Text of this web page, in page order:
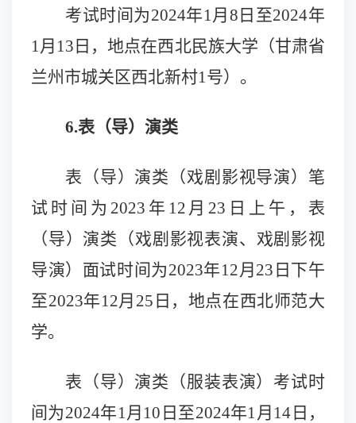
考试时间为2024年1月 8 日至2024年
1月 13 日，地点在西北民族大学（甘肃省
兰州市城关区西北新村1号）。
6.表（导）演类
表（导）演类（戏剧影视导演）笔
试时间为2023 年12 月23 日上午，表
（导）演类（戏剧影视表演、戏剧影视
导演）面试时间为2023年12月23 日下午
至2023年12月25 日，地点在西北师范大
学。
表（导）演类（服装表演）考试时
间为2024年1月10 日至2024年1月14 日，